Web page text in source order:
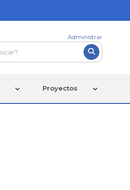
Administrar
Proyectos